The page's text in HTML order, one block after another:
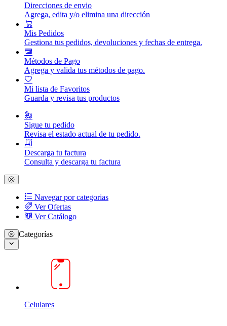
Direcciones de envio
Agrega, edita y/o elimina una dirección
Mis Pedidos
Gestiona tus pedidos, devoluciones y fechas de entrega.
Métodos de Pago
Agrega y valida tus métodos de pago.
Mi lista de Favoritos
Guarda y revisa tus productos
Sigue tu pedido
Revisa el estado actual de tu pedido.
Descarga tu factura
Consulta y descarga tu factura
Navegar por categorias
Ver Ofertas
Ver Catálogo
Categorías
Celulares